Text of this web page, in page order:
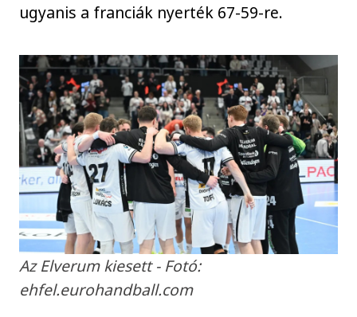
ugyanis a franciák nyerték 67-59-re.
Az Elverum kiesett - Fotó:
ehfel.eurohandball.com